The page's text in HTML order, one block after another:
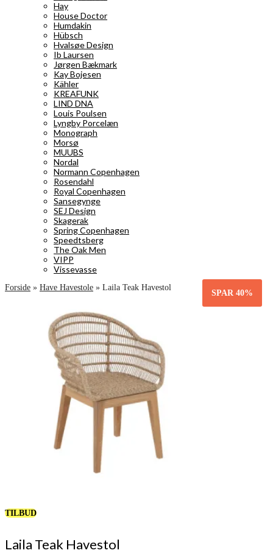
Hay
House Doctor
Humdakin
Hübsch
Hvalsøe Design
Ib Laursen
Jørgen Bækmark
Kay Bojesen
Kähler
KREAFUNK
LIND DNA
Louis Poulsen
Lyngby Porcelæn
Monograph
Morsø
MUUBS
Nordal
Normann Copenhagen
Rosendahl
Royal Copenhagen
Sansegynge
SEJ Design
Skagerak
Spring Copenhagen
Speedtsberg
The Oak Men
VIPP
Vissevasse
Forside » Have Havestole » Laila Teak Havestol
TILBUD
SPAR 40%
Laila Teak Havestol